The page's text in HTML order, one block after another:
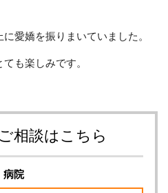
愛嬌を振りまいていました。
も楽しみです。
相談はこちら
病院